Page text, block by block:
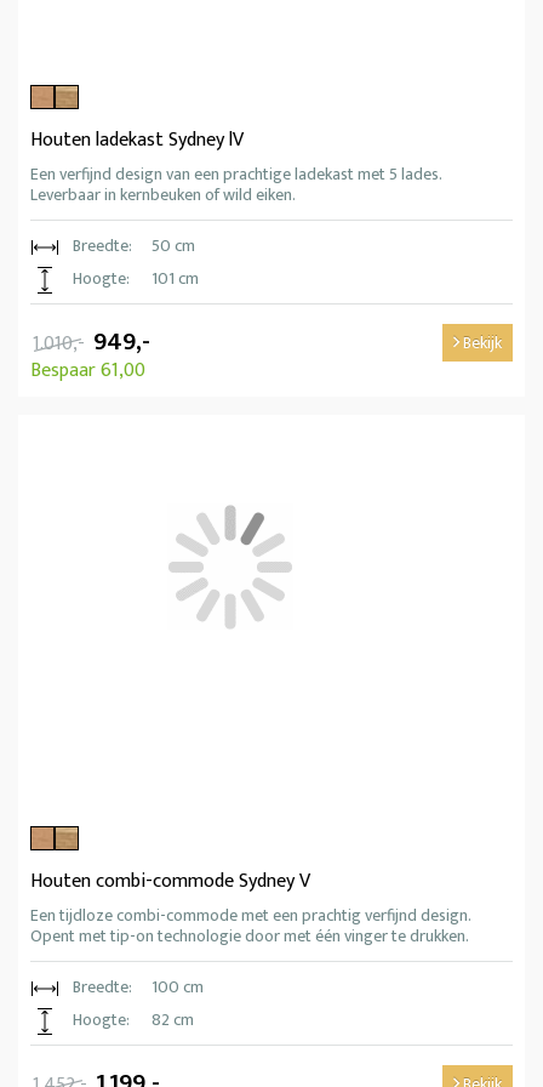
Houten ladekast Sydney lV
Een verfijnd design van een prachtige ladekast met 5 lades.
Leverbaar in kernbeuken of wild eiken.
Breedte:
50 cm
Hoogte:
101 cm
1.010,- 949,-
Bespaar 61,00
Bekijk
Houten combi-commode Sydney V
Een tijdloze combi-commode met een prachtig verfijnd design.
Opent met tip-on technologie door met één vinger te drukken.
Breedte:
100 cm
Hoogte:
82 cm